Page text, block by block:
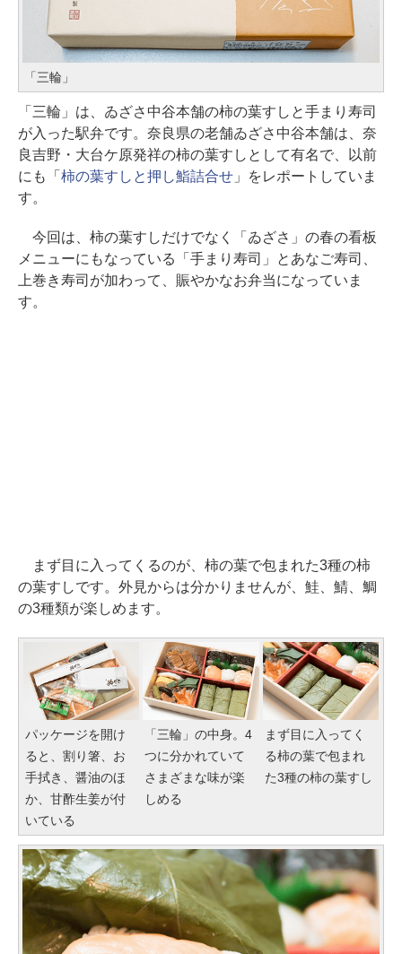
「三輪」
「三輪」は、ゐざさ中谷本舗の柿の葉すしと手まり寿司
が入った駅弁です。奈良県の老舗ゐざさ中谷本舗は、奈
良吉野・大台ケ原発祥の柿の葉すしとして有名で、以前
にも「 柿の葉すしと押し鮨詰合せ」をレポートしていま
す。
今回は、柿の葉すしだけでなく「ゐざさ」の春の看板
メニューにもなっている「手まり寿司」とあなご寿司、
上巻き寿司が加わって、賑やかなお弁当になっていま
す。
まず目に入ってくるのが、柿の葉で包まれた3種の柿
の葉すしです。外見からは分かりませんが、鮭、鯖、鯛
の3種類が楽しめます。
パッケージを開け
ると、割り箸、お
手拭き、醤油のほ
か、甘酢生姜が付
いている
「三輪」の中身。4
つに分かれていて
さまざまな味が楽
しめる
まず目に入ってく
る柿の葉で包まれ
た3種の柿の葉すし